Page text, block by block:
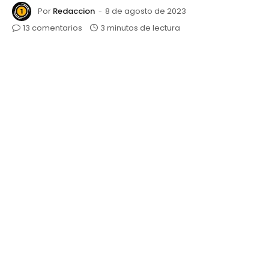
Por Redaccion
8 de agosto de 2023
13 comentarios
3 minutos de lectura